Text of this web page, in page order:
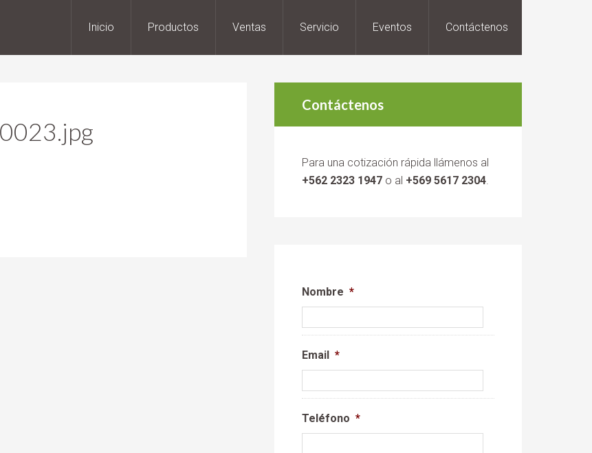
Inicio Productos Ventas Servicio Eventos Contáctenos
Contáctenos
Para una cotización rápida llámenos al
+562 2323 1947 o al +569 5617 2304.
Nombre *
Email *
Teléfono *